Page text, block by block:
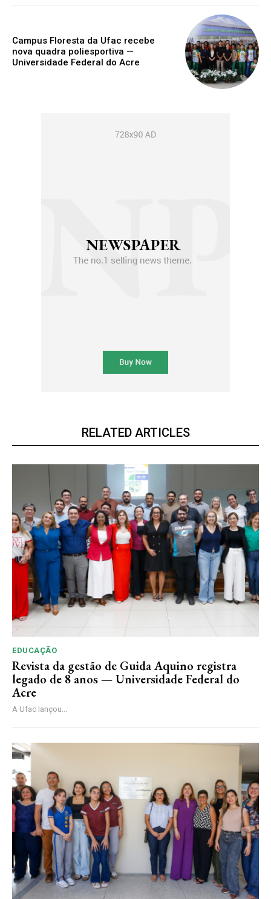
Campus Floresta da Ufac recebe
nova quadra poliesportiva —
Universidade Federal do Acre
RELATED ARTICLES
EDUCAÇÃO
Revista da gestão de Guida Aquino registra
legado de 8 anos — Universidade Federal do
Acre
A Ufac lançou...